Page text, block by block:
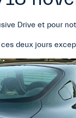
Drive et pour
deux jours